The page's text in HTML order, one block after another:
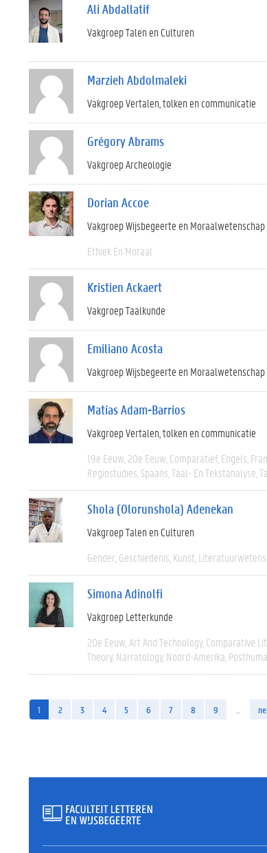
Ali Abdallatif
Vakgroep Talen en Culturen
Marzieh Abdolmaleki
Vakgroep Vertalen, tolken en communicatie
Grégory Abrams
Vakgroep Archeologie
Dorian Accoe
Vakgroep Wijsbegeerte en Moraalwetenschap
Ethiek En Moraal
Kristien Ackaert
Vakgroep Taalkunde
Emiliano Acosta
Vakgroep Wijsbegeerte en Moraalwetenschap
Matías Adam-Barrios
Vakgroep Vertalen, tolken en communicatie
19e Eeuw 20e Eeuw Comparatief Engels
Regiostudies Spaans Taal- En Tekstanalyse
Shola (Olorunshola) Adenekan
Vakgroep Talen en Culturen
Gender Geschiedenis Kunst
Simona Adinolfi
Vakgroep Letterkunde
20e Eeuw Art And Technology Comparative
Theory Narratology Noord-Amerika
1 2 3 4 5 6 7 8 9